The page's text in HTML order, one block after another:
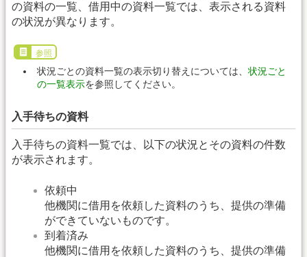
の資料の一覧、借用中の資料一覧では、表示される資料
の状況が異なります。
参照
状況ごとの資料一覧の表示切り替えについては、 状況ごと
の一覧表示を参照してください。
入手待ちの資料
入手待ちの資料一覧では、以下の状況とその資料の件数
が表示されます。
依頼中
他機関に借用を依頼した資料のうち、提供の準備
ができていないものです。
到着済み
他機関に借用を依頼した資料のうち、提供の準備